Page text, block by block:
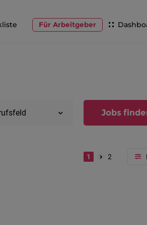
Für Arbeitgeber
Jobs
1 2